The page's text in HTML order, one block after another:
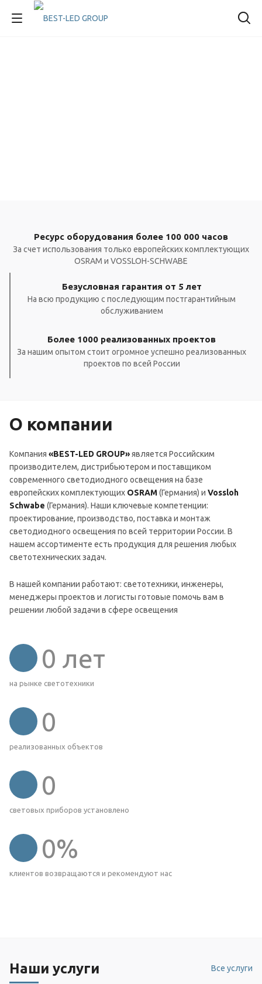
Ресурс оборудования более 100 000 часов
За счет использования только европейских комплектующих
OSRAM и VOSSLOH-SCHWABE
Безусловная гарантия от 5 лет
На всю продукцию с последующим постгарантийным
обслуживанием
Более 1000 реализованных проектов
За нашим опытом стоит огромное успешно реализованных
проектов по всей России
О компании
Компания «BEST-LED GROUP»является Российским
производителем, дистрибьютером и поставщиком
современного светодиодного освещения на базе
европейских комплектующих OSRAM(Германия) и Vossloh
Schwabe (Германия). Наши ключевые компетенции:
проектирование, производство, поставка и монтаж
светодиодного освещения по всей территории России. В
нашем ассортименте есть продукция для решения любых
светотехнических задач.
В нашей компании работают: светотехники, инженеры,
менеджеры проектов и логисты готовые помочь вам в
решении любой задачи в сфере освещения
0 лет
на рынке светотехники
0
реализованных объектов
0
световых приборов установлено
0%
клиентов возвращаются и рекомендуют нас
Все услуги
Наши услуги